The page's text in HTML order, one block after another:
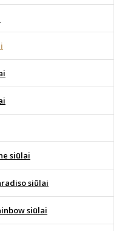
siūlai
siūlai
siūlai